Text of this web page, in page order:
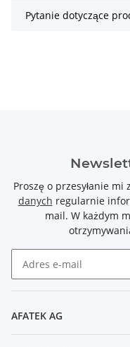
Pytanie dotyczące
Proszę o przesyłanie mi
danych regularnie
mail. W każdym
AFATEK AG